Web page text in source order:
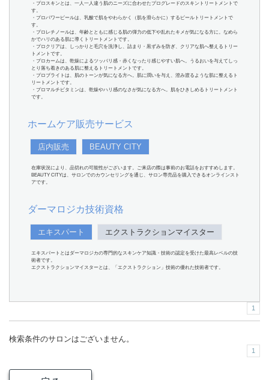
・プロスキンとは、一人一人違う肌のニーズに合わせたプログレードのスキントリートメントで
す。
・プロパワーピールは、乳酸で肌をやわらかく（肌を滑らかに）するピールトリートメントで
す。
・プロレチノールは、年齢とともに感じる肌の弾力の低下や乱れたキメが気になる方に。なめら
かでハリのある肌に導くトリートメントです。
・プロクリアは、しっかりと毛穴を洗浄し、詰まり・黒ずみを防ぎ、クリアな肌へ整えるトリー
トメントです。
・プロカームは、乾燥によるツッパリ感・赤くなったり感じやすい肌へ。うるおいを与えてしっ
とり落ち着きのある肌に整えるトリートメントです。
・プロブライトは、肌のトーンが気になる方へ。肌に潤いを与え、澄み渡るような肌に整えるト
リートメントです。
・プロマルチビタミンは、乾燥やハリ感のなさが気になる方へ。肌をひきしめるトリートメント
です。
ホームケア販売サービス
店内販売 BEAUTY CITY
在庫状況により、品切れの可能性がございます。ご来店の際は事前のお電話をおすすめします。
BEAUTY CITYは、サロンでのカウンセリングを通じ、サロン専売品を購入できるオンラインスト
アです。
ダーマロジカ技術資格
エキスパート エクストラクションマイスター
エキスパートとはダーマロジカの専門的なスキンケア知識・技術の認定を受けた最高レベルの技
術者です。
エクストラクションマイスターとは、「エクストラクション」技術の優れた技術者です。
1
検索条件のサロンはございません。
1